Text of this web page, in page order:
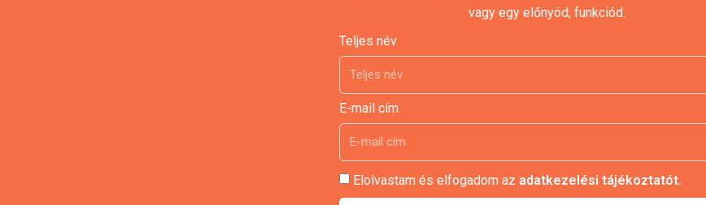
vagy egy előnyöd, funkciód.
Teljes név
E-mail cím
Elolvastam és elfogadom az adatkezelési tájékoztatót.